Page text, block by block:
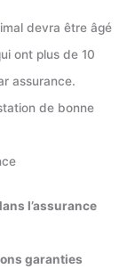
devra être âgé
ont plus de 10
assurance.
de bonne
l’assurance
garanties